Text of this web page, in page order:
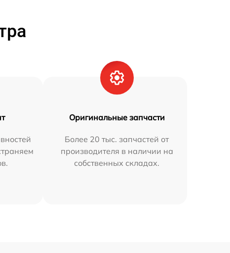
Оригинальные запчасти
Более 20 тыс. запчастей от
производителя в наличии на
собственных складах.